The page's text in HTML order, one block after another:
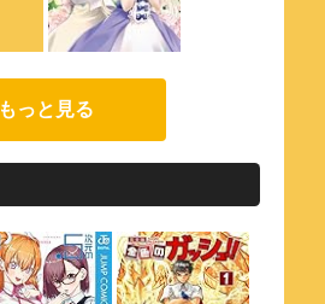
もっと見る